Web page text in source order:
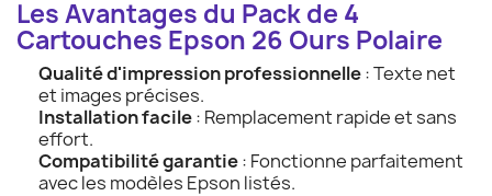
Les Avantages du Pack de 4
Cartouches Epson 26 Ours Polaire
Qualité d'impression professionnelle: Texte net
et images précises.
Installation facile: Remplacement rapide et sans
effort.
Compatibilité garantie: Fonctionne parfaitement
avec les modèles Epson listés.